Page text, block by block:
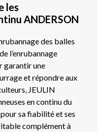
les
ANDERSON
des balles
l’enrubannage
garantir une
et répondre aux
JEULIN
en continu du
sa fiabilité et ses
complément à